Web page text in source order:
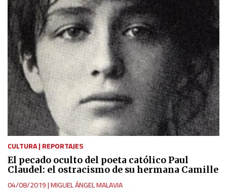
CULTURA| REPORTAJES
El pecado oculto del poeta católico Paul
Claudel: el ostracismo de su hermana Camille
04/08/2019|MIGUEL ÁNGEL MALAVIA